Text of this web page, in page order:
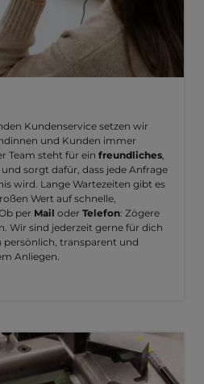
Kundenservice setzen wir
und Kunden immer
Team steht für ein freundliches
und sorgt dafür, dass jede Anfrage
wird. Lange Wartezeiten gibt es
Wert auf schnelle,
Ob per Mail oder Telefon: Zögere
Wir sind jederzeit gerne für dich
transparent und
Anliegen.